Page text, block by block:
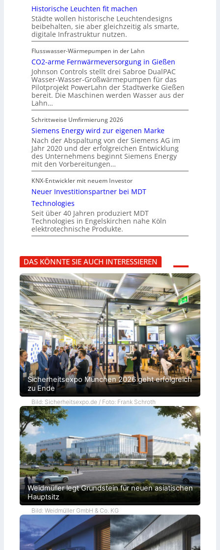
Historische Leuchten fit machen
Städte wollen historische Leuchtendesigns
beibehalten, sie aber gleichzeitig als smarte,
digitale Infrastruktur nutzen.
Flusswasser-Wärmepumpen in der Lahn
CO2-arme Fernwärmeversorgung in Gießen
Johnson Controls stellt drei Sabroe DualPAC
Wasser-Wasser-Großwärmepumpen für das
Pilotprojekt PowerLahn der Stadtwerke Gießen
bereit. Die Maschinen werden Wasser aus der
Lahn…
Schrittweise Umfirmierung 2026
Siemens Energy wird zur eigenen Marke
Nach der Abspaltung von der Siemens AG im
Jahr 2020 und der erfolgreichen Entwicklung
des Unternehmens beginnt Siemens Energy
mit den Vorbereitungen…
KNX-Entwickler mit neuem Investor
Neuer Investitionspartner bei MDT
Technologies
Seit über 40 Jahren produziert MDT
Technologies in Engelskirchen nahe Köln
elektrotechnische Produkte.
DAS KÖNNTE SIE AUCH INTERESSIEREN
Sicherheitsexpo München 2026 geht erfolgreich
zu Ende
Bild: Sicherheitsexpo.de / Foto: Frank Schroth
Weidmüller legt Grundstein für neuen asiatischen
Hauptsitz
Bild: Weidmüller GmbH & Co. KG